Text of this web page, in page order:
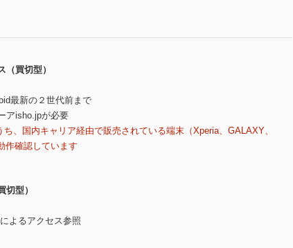
（買切型）
最新の２世代前まで
アisho.jpが必要
、国内キャリア経由で販売されている端末（Xperia、GALAXY、
作確認しています
切型）
よるアクセス参照